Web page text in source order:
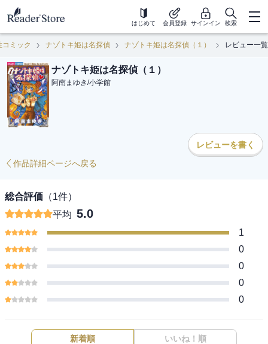
はじめて 会員登録 サインイン 検索
コミック ナゾトキ姫は名探偵 ナゾトキ姫は名探偵（１） レビュー一覧
ナゾトキ姫は名探偵（１）
阿南まゆき/小学館
レビューを書く
作品詳細ページへ戻る
総合評価 （1件）
平均 5.0
1
0
0
0
0
新着順 いいね！順